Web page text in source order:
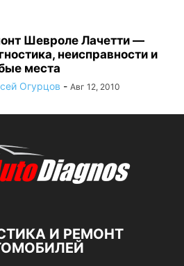
Шевроле Лачетти —
неисправности и
места
Огурцов - Авг 12, 2010
И РЕМОНТ